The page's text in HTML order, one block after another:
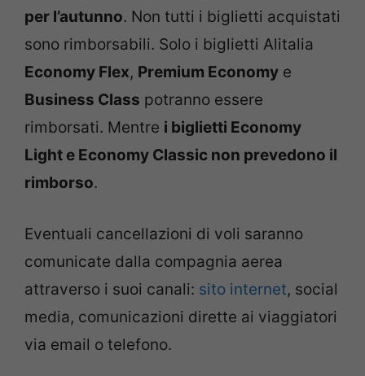
per l’autunno. Non tutti i biglietti acquistati
sono rimborsabili. Solo i biglietti Alitalia
Economy Flex, Premium Economy e
Business Class potranno essere
rimborsati. Mentre i biglietti Economy
Light e Economy Classic non prevedono il
rimborso.
Eventuali cancellazioni di voli saranno
comunicate dalla compagnia aerea
attraverso i suoi canali: sito internet, social
media, comunicazioni dirette ai viaggiatori
via email o telefono.